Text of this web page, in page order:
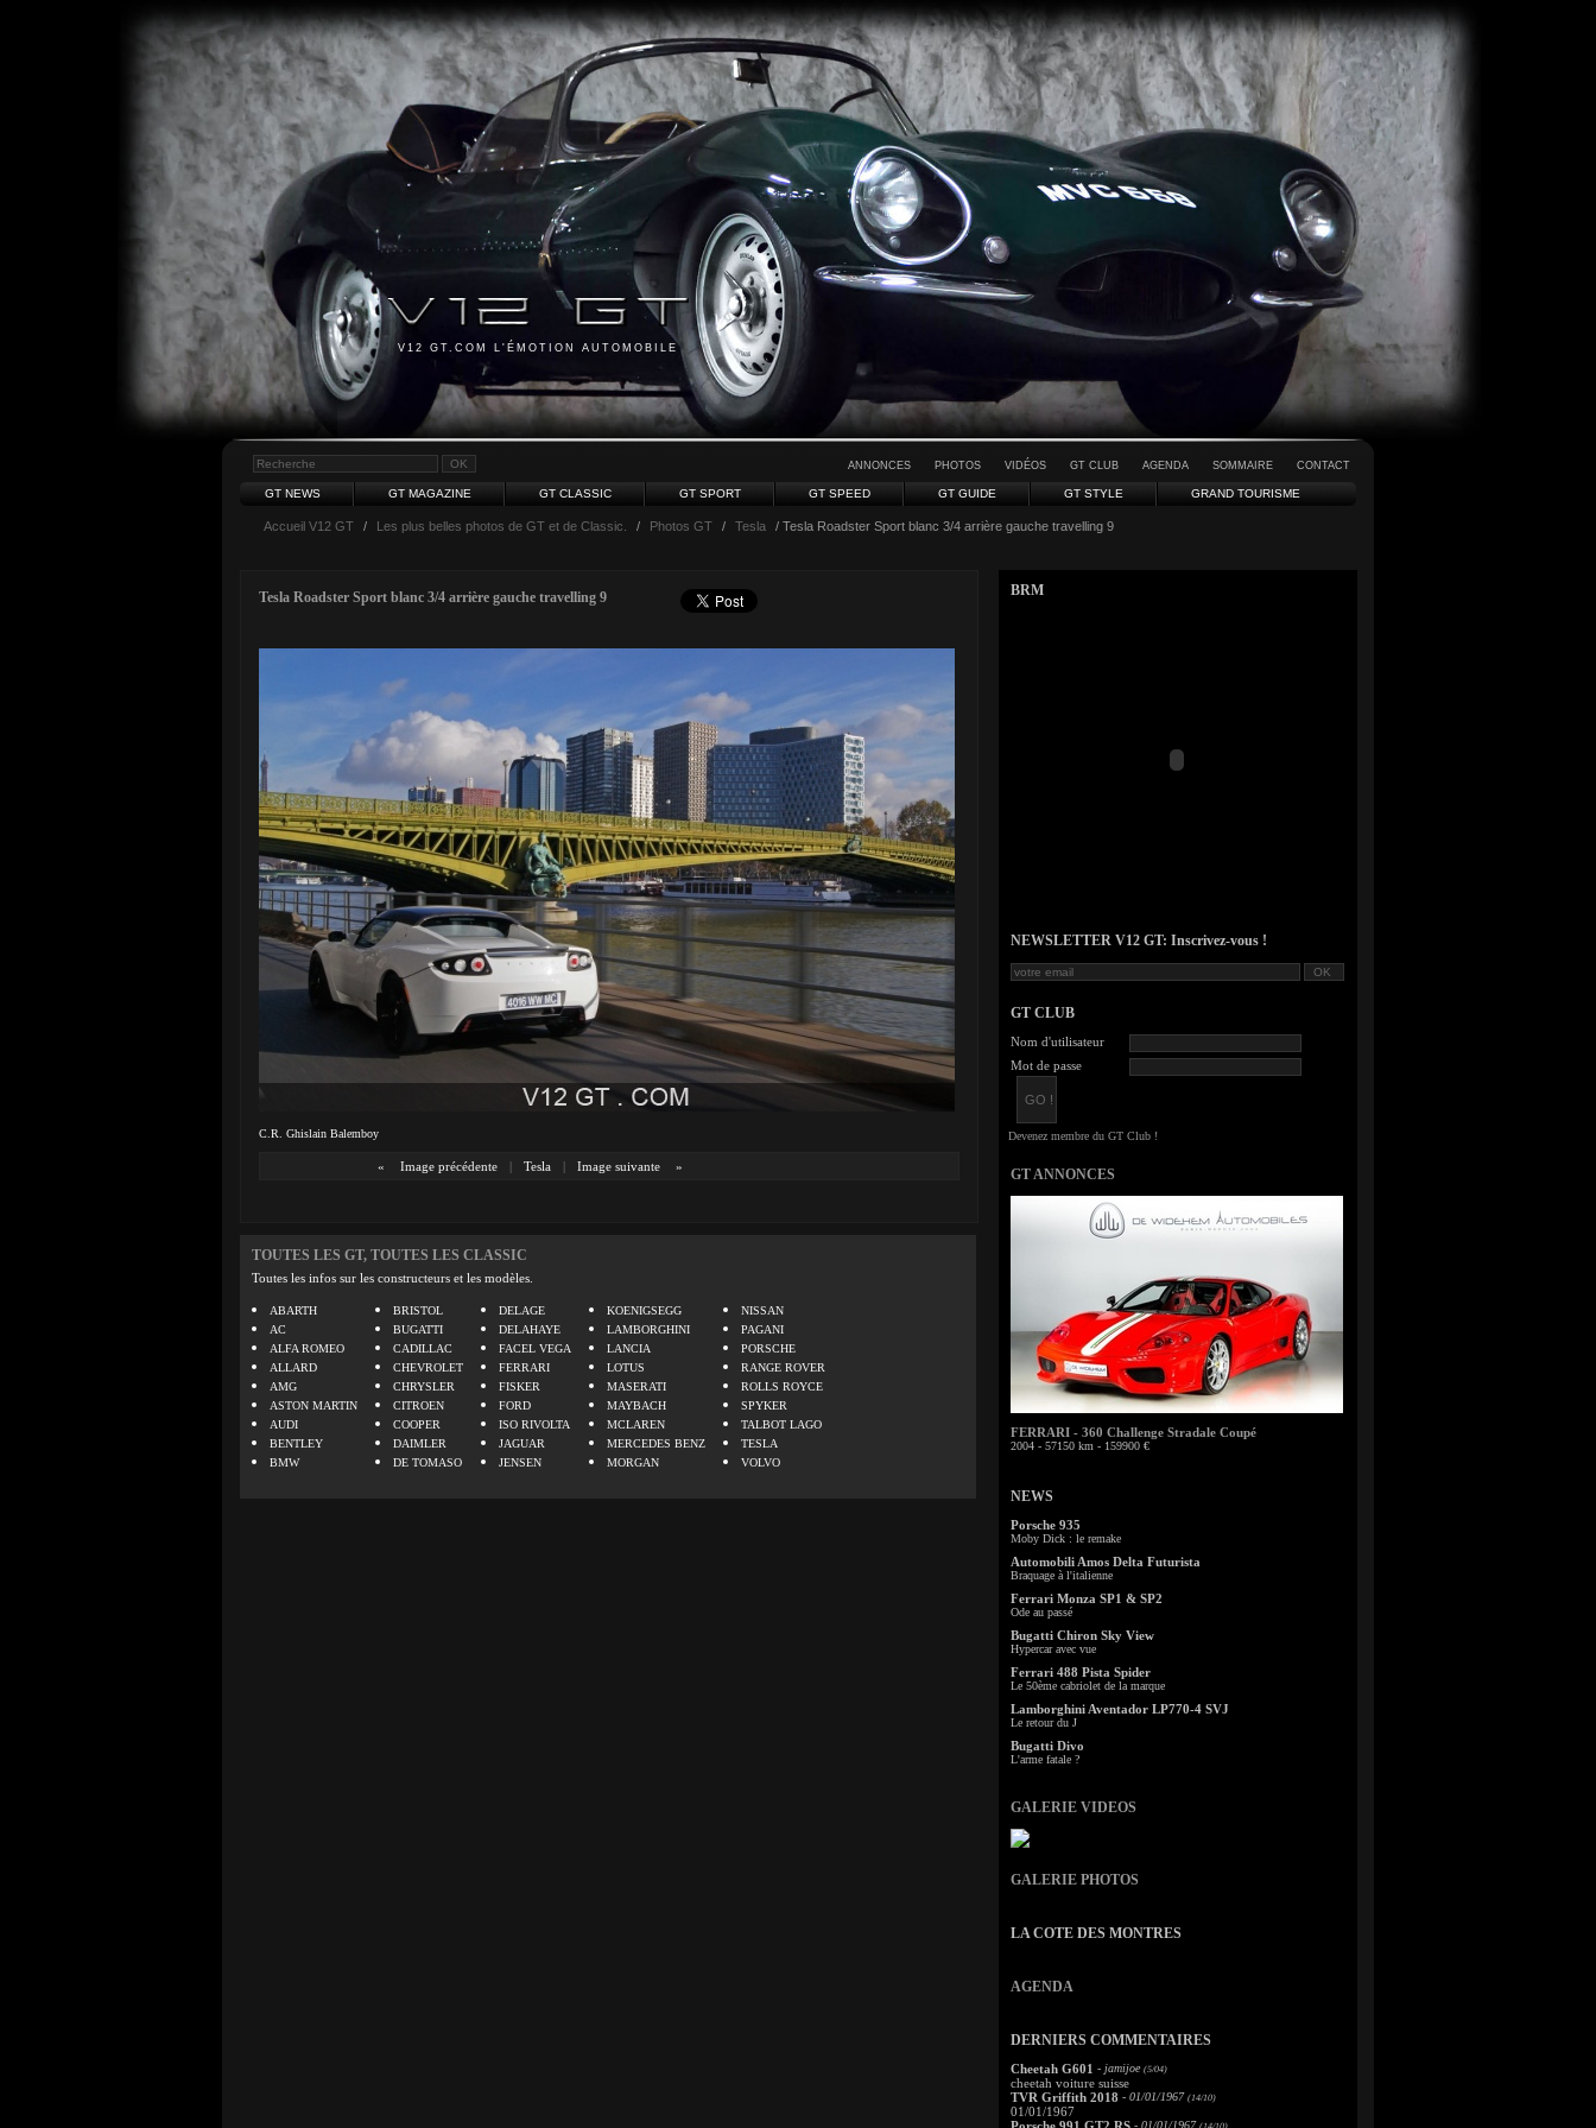
V12 GT.COM L'ÉMOTION AUTOMOBILE
ANNONCES PHOTOS VIDÉOS GT CLUB AGENDA SOMMAIRE CONTACT
GT NEWS GT MAGAZINE GT CLASSIC GT SPORT GT SPEED GT GUIDE GT STYLE GRAND TOURISME
Accueil V12 GT / Les plus belles photos de GT et de Classic. / Photos GT / Tesla / Tesla Roadster Sport blanc 3/4 arrière gauche travelling 9
Tesla Roadster Sport blanc 3/4 arrière gauche travelling 9
C.R. Ghislain Balemboy
« Image précédente | Tesla | Image suivante »
TOUTES LES GT, TOUTES LES CLASSIC
Toutes les infos sur les constructeurs et les modèles.
ABARTH
AC
ALFA ROMEO
ALLARD
AMG
ASTON MARTIN
AUDI
BENTLEY
BMW
BRISTOL
BUGATTI
CADILLAC
CHEVROLET
CHRYSLER
CITROEN
COOPER
DAIMLER
DE TOMASO
DELAGE
DELAHAYE
FACEL VEGA
FERRARI
FISKER
FORD
ISO RIVOLTA
JAGUAR
JENSEN
KOENIGSEGG
LAMBORGHINI
LANCIA
LOTUS
MASERATI
MAYBACH
MCLAREN
MERCEDES BENZ
MORGAN
NISSAN
PAGANI
PORSCHE
RANGE ROVER
ROLLS ROYCE
SPYKER
TALBOT LAGO
TESLA
VOLVO
BRM
NEWSLETTER V12 GT: Inscrivez-vous !
GT CLUB
Nom d'utilisateur
Mot de passe
GT ANNONCES
FERRARI - 360 Challenge Stradale Coupé
2004 - 57150 km - 159900 €
NEWS
Porsche 935
Moby Dick : le remake
Automobili Amos Delta Futurista
Braquage à l'italienne
Ferrari Monza SP1 & SP2
Ode au passé
Bugatti Chiron Sky View
Hypercar avec vue
Ferrari 488 Pista Spider
Le 50ème cabriolet de la marque
Lamborghini Aventador LP770-4 SVJ
Le retour du J
Bugatti Divo
L'arme fatale ?
GALERIE VIDEOS
GALERIE PHOTOS
LA COTE DES MONTRES
AGENDA
DERNIERS COMMENTAIRES
Cheetah G601 - jamijoe (5/04)
cheetah voiture suisse
TVR Griffith 2018 - 01/01/1967 (14/10)
01/01/1967
- 01/01/1967